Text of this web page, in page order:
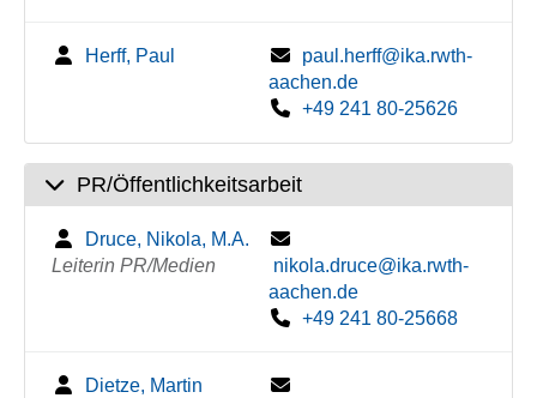
Herff, Paul
paul.herff@ika.rwth-
aachen.de
+49 241 80-25626
PR/Öffentlichkeitsarbeit
Druce, Nikola, M.A.
Leiterin PR/Medien
nikola.druce@ika.rwth-
aachen.de
+49 241 80-25668
Dietze, Martin